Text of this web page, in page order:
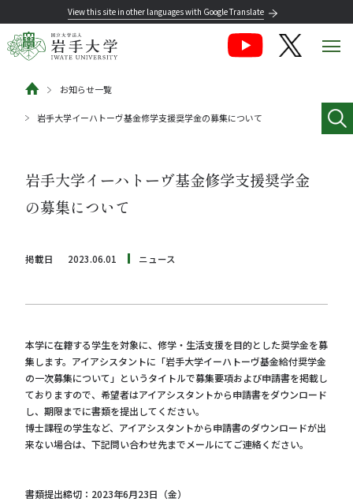
View this site in other languages with Google Translate
お知らせ一覧
岩手大学イーハトーヴ基金修学支援奨学金の募集について
岩手大学イーハトーヴ基金修学支援奨学金
の募集について
掲載日 2023.06.01 ニュース
本学に在籍する学生を対象に、修学・生活支援を目的とした奨学金を募
集します。アイアシスタントに「岩手大学イーハトーヴ基金給付奨学金
の一次募集について」というタイトルで募集要項および申請書を掲載し
ておりますので、希望者はアイアシスタントから申請書をダウンロード
し、期限までに書類を提出してください。
博士課程の学生など、アイアシスタントから申請書のダウンロードが出
来ない場合は、下記問い合わせ先までメールにてご連絡ください。
書類提出締切：2023年6月23日（金）